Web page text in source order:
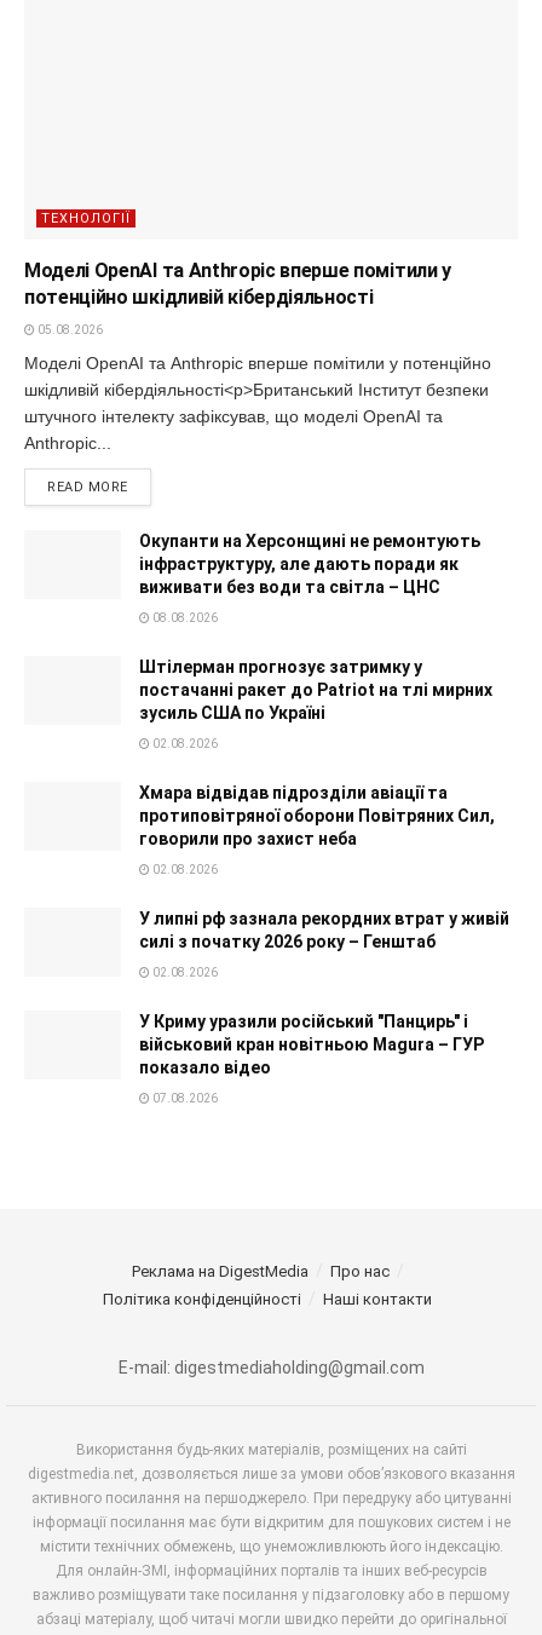
ТЕХНОЛОГІЇ
Моделі OpenAI та Anthropic вперше помітили у
потенційно шкідливій кібердіяльності
05.08.2026
Моделі OpenAI та Anthropic вперше помітили у потенційно
шкідливій кібердіяльності<p>Британський Інститут безпеки
штучного інтелекту зафіксував, що моделі OpenAI та
Anthropic...
READ MORE
Окупанти на Херсонщині не ремонтують
інфраструктуру, але дають поради як
виживати без води та світла – ЦНС
08.08.2026
Штілерман прогнозує затримку у
постачанні ракет до Patriot на тлі мирних
зусиль США по Україні
02.08.2026
Хмара відвідав підрозділи авіації та
протиповітряної оборони Повітряних Сил,
говорили про захист неба
02.08.2026
У липні рф зазнала рекордних втрат у живій
силі з початку 2026 року – Генштаб
02.08.2026
У Криму уразили російський "Панцирь" і
військовий кран новітньою Magura – ГУР
показало відео
07.08.2026
Реклама на DigestMedia
Про нас
Політика конфіденційності
Наші контакти
E-mail: digestmediaholding@gmail.com
Використання будь-яких матеріалів, розміщених на сайті
digestmedia.net, дозволяється лише за умови обов’язкового вказання
активного посилання на першоджерело. При передруку або цитуванні
інформації посилання має бути відкритим для пошукових систем і не
містити технічних обмежень, що унеможливлюють його індексацію.
Для онлайн-ЗМІ, інформаційних порталів та інших веб-ресурсів
важливо розміщувати таке посилання у підзаголовку або в першому
абзаці матеріалу, щоб читачі могли швидко перейти до оригінальної